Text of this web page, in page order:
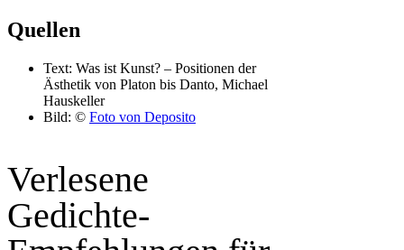
Quellen
Text: Was ist Kunst? – Positionen der
Ästhetik von Platon bis Danto, Michael
Hauskeller
Bild: © Foto von Deposito
Verlesene
Gedichte-